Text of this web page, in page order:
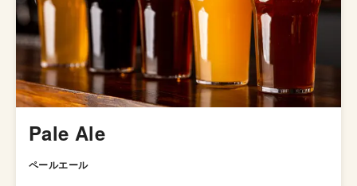
Pale Ale
ペールエール